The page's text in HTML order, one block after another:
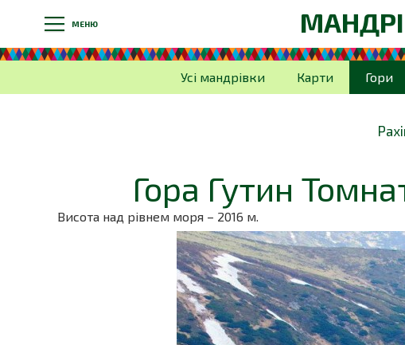
МЕНЮ
Усі мандрівки Карти Гори
Гора Гутин
Висота над рівнем моря – 2016 м.